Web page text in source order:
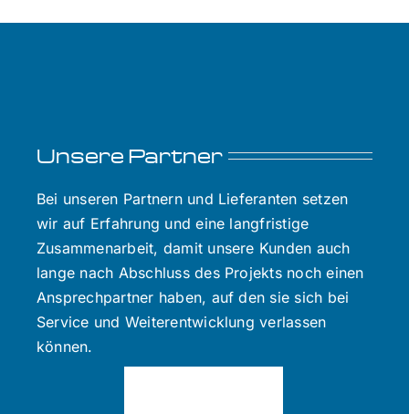
Unsere Partner
Bei unseren Partnern und Lieferanten setzen
wir auf Erfahrung und eine langfristige
Zusammenarbeit, damit unsere Kunden auch
lange nach Abschluss des Projekts noch einen
Ansprechpartner haben, auf den sie sich bei
Service und Weiterentwicklung verlassen
können.